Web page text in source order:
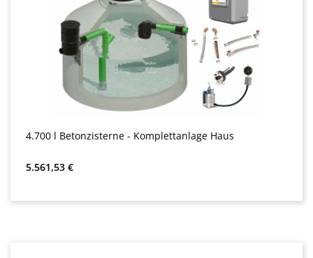
4.700 l Betonzisterne - Komplettanlage Haus
Redna cena:
5.561,53 €